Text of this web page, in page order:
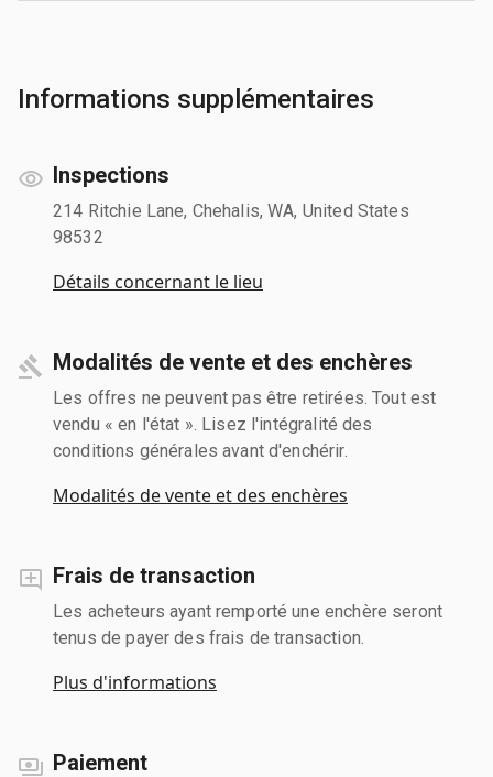
Informations supplémentaires
Inspections
214 Ritchie Lane, Chehalis, WA, United States
98532
Détails concernant le lieu
Modalités de vente et des enchères
Les offres ne peuvent pas être retirées. Tout est
vendu « en l'état ». Lisez l'intégralité des
conditions générales avant d'enchérir.
Modalités de vente et des enchères
Frais de transaction
Les acheteurs ayant remporté une enchère seront
tenus de payer des frais de transaction.
Plus d'informations
Paiement